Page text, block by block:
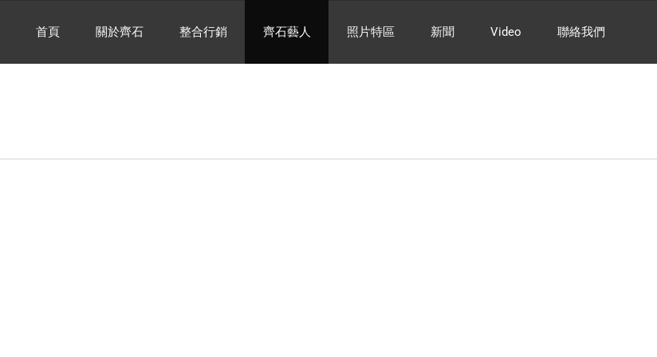
首頁 關於齊石 整合行銷 齊石藝人 照片特區 新聞 Video 聯絡我們